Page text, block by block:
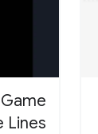
Lines